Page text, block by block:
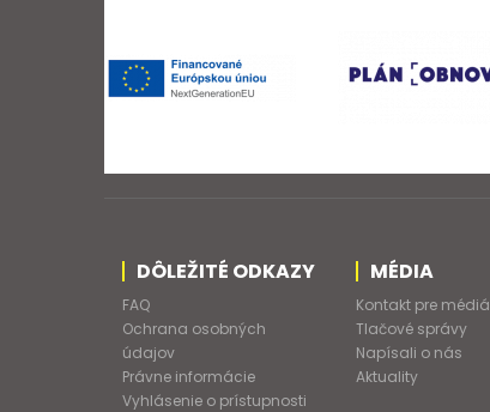
DÔLEŽITÉ ODKAZY
FAQ
Ochrana osobných
údajov
Právne informácie
Vyhlásenie o prístupnosti
MÉDIA
Kontakt pre médiá
Tlačové správy
Napísali o nás
Aktuality